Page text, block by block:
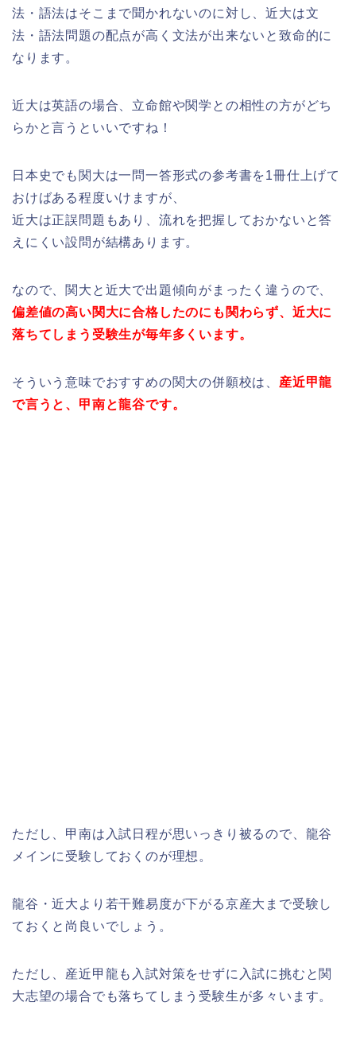
法・語法はそこまで聞かれないのに対し、近大は文
法・語法問題の配点が高く文法が出来ないと致命的に
なります。
近大は英語の場合、立命館や関学との相性の方がどち
らかと言うといいですね！
日本史でも関大は一問一答形式の参考書を1冊仕上げて
おけばある程度いけますが、
近大は正誤問題もあり、流れを把握しておかないと答
えにくい設問が結構あります。
なので、関大と近大で出題傾向がまったく違うので、
偏差値の高い関大に合格したのにも関わらず、 近大に
落ちてしまう受験生が毎年多くいます。
そういう意味でおすすめの関大の併願校は、 産近甲龍
で言うと、甲南と龍谷です。
ただし、甲南は入試日程が思いっきり被るので、龍谷
メインに受験しておくのが理想。
龍谷・近大より若干難易度が下がる京産大まで受験し
ておくと尚良いでしょう。
ただし、産近甲龍も入試対策をせずに入試に挑むと関
大志望の場合でも落ちてしまう受験生が多々います。